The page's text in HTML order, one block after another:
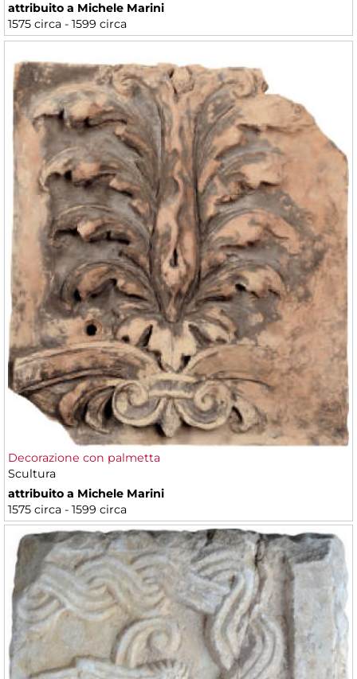
attribuito a Michele Marini
1575 circa - 1599 circa
Decorazione con palmetta
Scultura
attribuito a Michele Marini
1575 circa - 1599 circa